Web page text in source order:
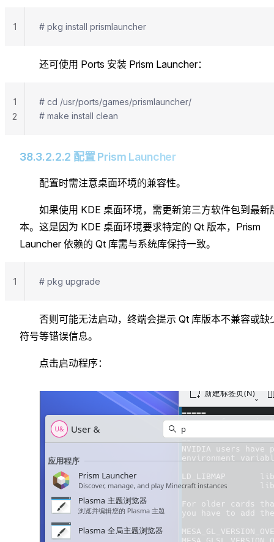
# pkg install prismlauncher
1
还可使用 Ports 安装 Prism Launcher：
# cd /usr/ports/games/prismlauncher/
# make install clean
1
2
38.3.2.2.2 配置 Prism Launcher
配置时需注意桌面环境的兼容性。
如果使用 KDE 桌面环境，需更新第三方软件包到最新
本。这是因为 KDE 桌面环境要求特定的 Qt 版本，Prism
Launcher 依赖的 Qt 库需与系统库保持一致。
# pkg upgrade
1
否则可能无法启动，终端会提示 Qt 库版本不兼容或缺
符号等错误信息。
点击启动程序：